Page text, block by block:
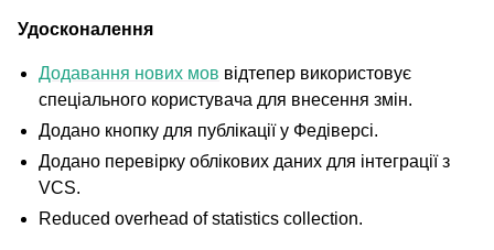
Удосконалення
Додавання нових мов відтепер використовує
спеціального користувача для внесення змін.
Додано кнопку для публікації у Федіверсі.
Додано перевірку облікових даних для інтеграції з
VCS.
Reduced overhead of statistics collection.